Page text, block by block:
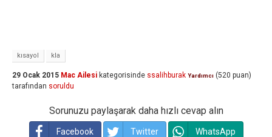
kısayol kla
29 Ocak 2015 Mac Ailesi kategorisinde ssalihburak Yardımcı (520 puan)
tarafından soruldu
Sorunuzu paylaşarak daha hızlı cevap alın
Facebook Twitter WhatsApp